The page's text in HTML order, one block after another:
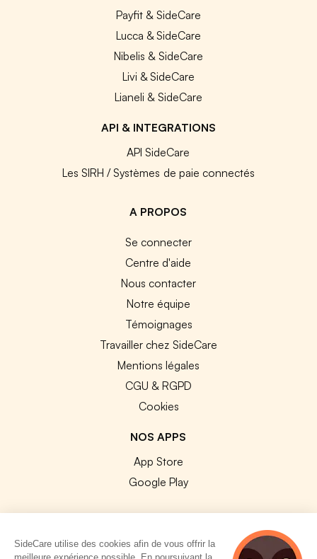
Payfit & SideCare
Lucca & SideCare
Nibelis & SideCare
Livi & SideCare
Lianeli & SideCare
API & INTEGRATIONS
API SideCare
Les SIRH / Systèmes de paie connectés
A PROPOS
Se connecter
Centre d'aide
Nous contacter
Notre équipe
Témoignages
Travailler chez SideCare
Mentions légales
CGU & RGPD
Cookies
NOS APPS
App Store
Google Play
SideCare utilise des cookies afin de vous offrir la
meilleure expérience possible. En poursuivant la